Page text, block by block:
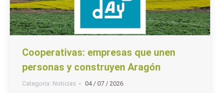
Cooperativas: empresas que unen
personas y construyen Aragón
Categoria: Noticias 04 / 07 / 2026